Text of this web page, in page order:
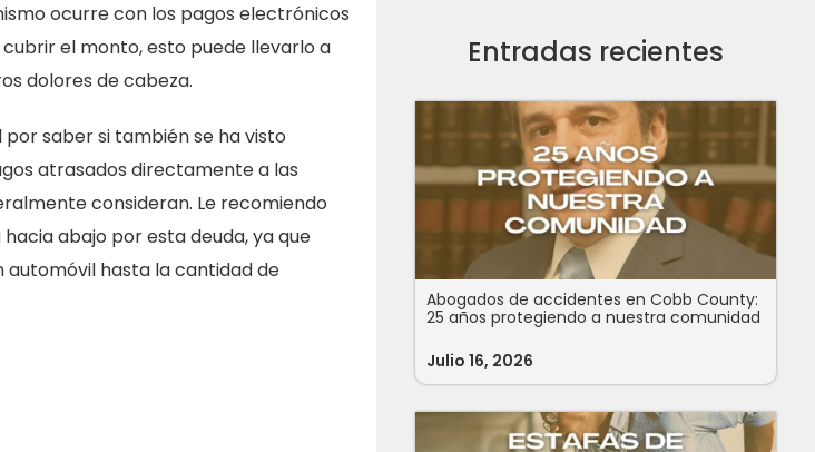
ocurre con los pagos electrónicos
el monto, esto puede llevarlo a
dolores de cabeza.
saber si también se ha visto
atrasados directamente a las
consideran. Le recomiendo
abajo por esta deuda, ya que
hasta la cantidad de
Entradas recientes
Abogados de accidentes en Cobb County:
25 años protegiendo a nuestra comunidad
Julio 16, 2026